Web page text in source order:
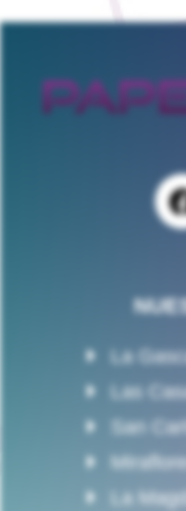
La
Las
San
La